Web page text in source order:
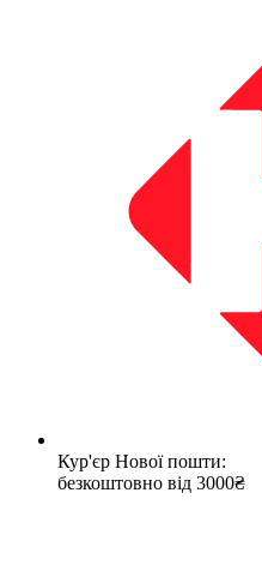
Кур'єр Нової пошти:
безкоштовно від 3000₴